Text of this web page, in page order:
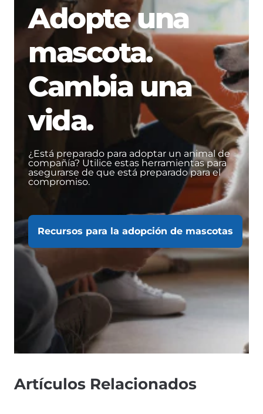
Adopte una
mascota.
Cambia una
vida.
¿Está preparado para adoptar un animal de
compañía? Utilice estas herramientas para
asegurarse de que está preparado para el
compromiso.
Recursos para la adopción de mascotas
Artículos Relacionados